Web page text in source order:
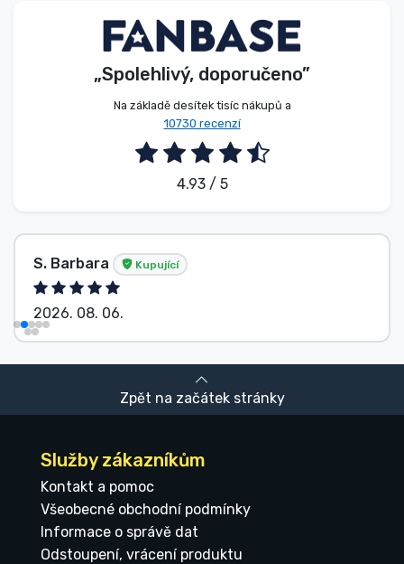
„Spolehlivý, doporučeno”
Na základě desítek tisíc nákupů a
10730 recenzí
4.93 / 5
S. Barbara Kupující
2026. 08. 06.
Zpět na začátek stránky
Služby zákazníkům
Kontakt a pomoc
Všeobecné obchodní podmínky
Informace o správě dat
Odstoupení, vrácení produktu